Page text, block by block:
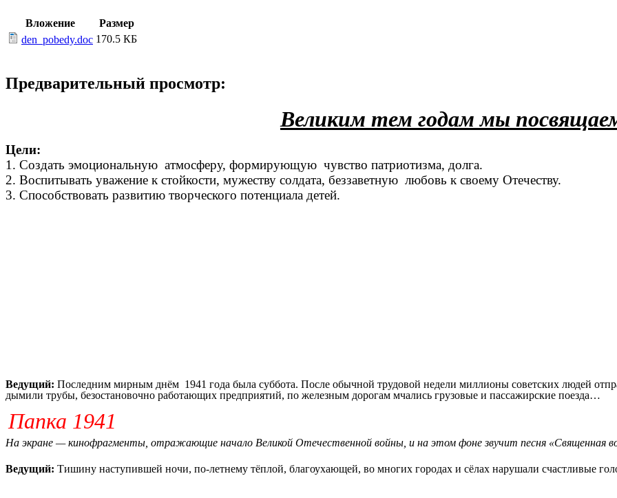
Вложение
Размер
den_pobedy.doc 170.5 КБ
Предварительный просмотр:
Великим тем годам мы
Цели:
1. Создать эмоциональную атмосферу, формирующую чувство патриотизма, долга.
2. Воспитывать уважение к стойкости, мужеству солдата, беззаветную любовь к своему Отечеству.
3. Способствовать развитию творческого потенциала детей.
Ведущий: Последним мирным днём 1941 года была суббота. После обычной трудовой недели миллионы советских людей
дымили трубы, безостановочно работающих предприятий, по железным дорогам мчались грузовые и пассажирские поезда…
Папка 1941
На экране — кинофрагменты, отражающие начало Великой Отечественной войны, и на этом фоне звучит песня «Священная
Ведущий: Тишину наступившей ночи, по-летнему тёплой, благоухающей, во многих городах и сёлах нарушали счастливые